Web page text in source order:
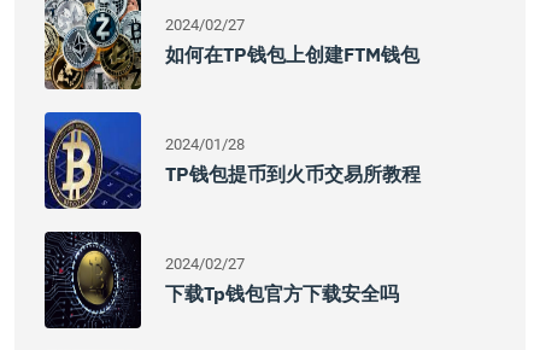
2024/02/27
如何在TP钱包上创建FTM钱包
2024/01/28
TP钱包提币到火币交易所教程
2024/02/27
下载tp钱包官方下载安全吗